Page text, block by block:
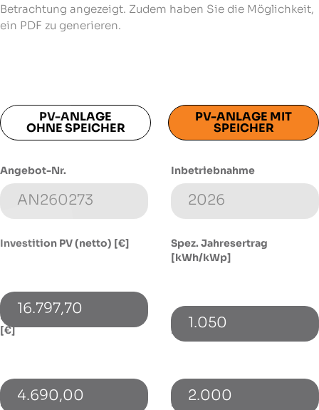
Betrachtung angezeigt. Zudem haben Sie die Möglichkeit,
ein PDF zu generieren.
PV-ANLAGE
OHNE SPEICHER
PV-ANLAGE MIT
SPEICHER
Angebot-Nr.
Investition PV (netto) [€]
16.797,70
Investition Speicher (netto)
[€]
4.690,00
PV-Leistung [kWp]
Inbetriebnahme
Spez. Jahresertrag
[kWh/kWp]
1.050
Energieverbrauch [kWh]
2.000
Bezugspreis [€/kWh]